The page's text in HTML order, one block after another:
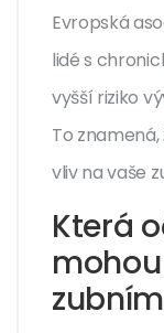
Evropská
lidé s
vyšší riziko
To
vliv na vaše
Která